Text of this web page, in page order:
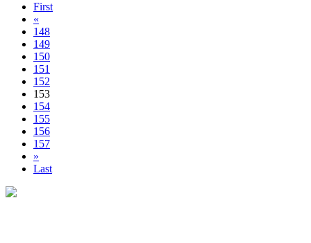
First
«
148
149
150
151
152
153
154
155
156
157
»
Last